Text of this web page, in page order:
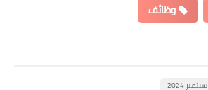
وظائف